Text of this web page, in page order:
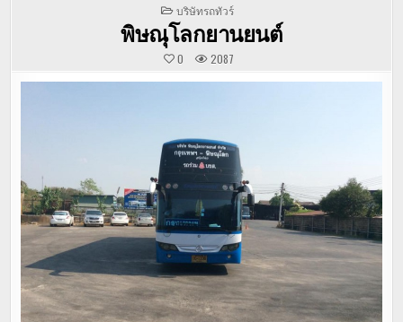
POSTED
IN
บริษัทรถทัวร์
พิษณุโลกยานยนต์
0 2087